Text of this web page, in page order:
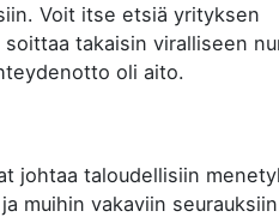
Voit itse etsiä yrityksen
takaisin viralliseen
oli aito.
johtaa taloudellisiin
muihin vakaviin